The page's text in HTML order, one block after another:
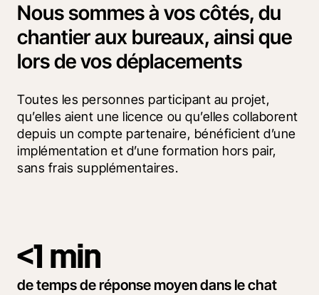
Nous sommes à vos côtés, du
chantier aux bureaux, ainsi que
lors de vos déplacements
Toutes les personnes participant au projet,
qu’elles aient une licence ou qu’elles collaborent
depuis un compte partenaire, bénéficient d’une
implémentation et d’une formation hors pair,
sans frais supplémentaires.
<1 min
de temps de réponse moyen dans le chat